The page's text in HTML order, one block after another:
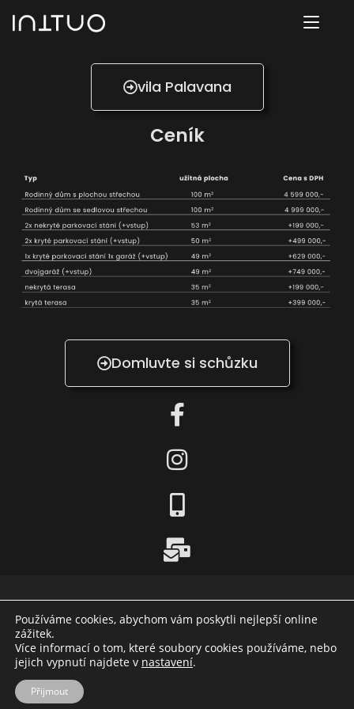
vila Palavana
Ceník
Domluvte si schůzku
Používáme cookies, abychom vám poskytli nejlepší online
zážitek.
Více informací o tom, které soubory cookies používáme, nebo
jejich vypnutí najdete v nastavení.
Přijmout